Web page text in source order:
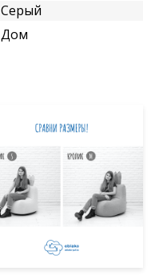
Серый
Дом